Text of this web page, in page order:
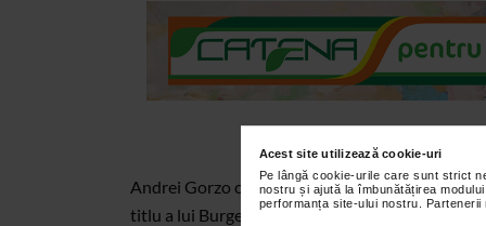
Acest site utilizează cookie-uri
Pe lângă cookie-urile care sunt strict
nostru și ajută la îmbunătățirea
performanța site-ului nostru.
Andrei Gorzo caracterizeaza personajul Alex
titlu a lui Burgess si filmul lui Kubrick.